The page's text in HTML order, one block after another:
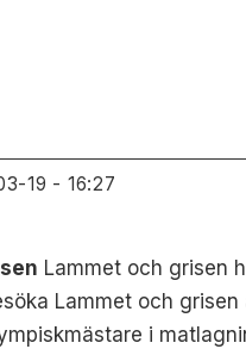
19 - 16:27
Lammet och grisen
Lammet och
i